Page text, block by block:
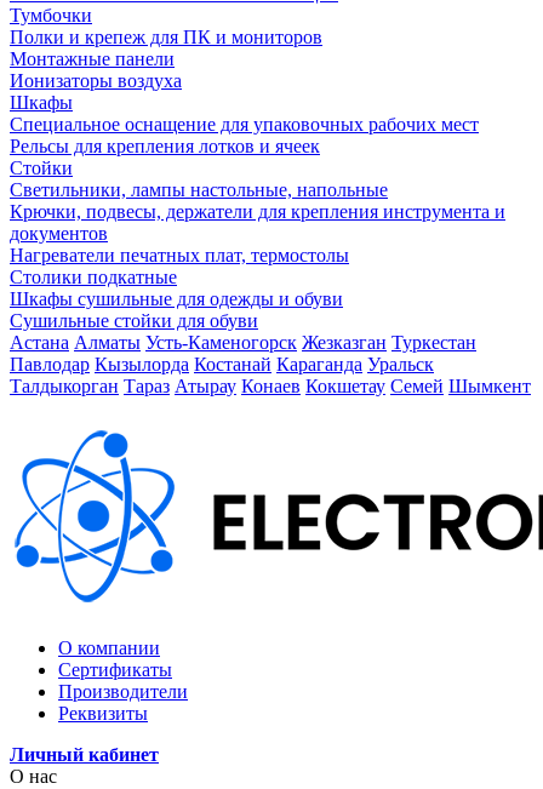
Тумбочки
Полки и крепеж для ПК и мониторов
Монтажные панели
Ионизаторы воздуха
Шкафы
Специальное оснащение для упаковочных рабочих мест
Рельсы для крепления лотков и ячеек
Стойки
Светильники, лампы настольные, напольные
Крючки, подвесы, держатели для крепления инструмента и
документов
Нагреватели печатных плат, термостолы
Столики подкатные
Шкафы сушильные для одежды и обуви
Сушильные стойки для обуви
Астана Алматы Усть-Каменогорск Жезказган Туркестан
Павлодар Кызылорда Костанай Караганда Уральск
Талдыкорган Тараз Атырау Конаев Кокшетау Семей Шымкент
О компании
Сертификаты
Производители
Реквизиты
Личный кабинет
О нас